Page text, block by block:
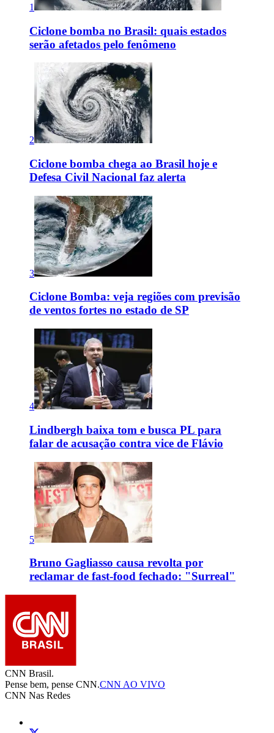
1
Ciclone bomba no Brasil: quais estados
serão afetados pelo fenômeno
2
Ciclone bomba chega ao Brasil hoje e
Defesa Civil Nacional faz alerta
3
Ciclone Bomba: veja regiões com previsão
de ventos fortes no estado de SP
4
Lindbergh baixa tom e busca PL para
falar de acusação contra vice de Flávio
5
Bruno Gagliasso causa revolta por
reclamar de fast-food fechado: "Surreal"
CNN Brasil.
Pense bem, pense CNN.CNN AO VIVO
CNN Nas Redes